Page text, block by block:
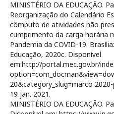
MINISTÉRIO DA EDUCAÇÃO.
Reorganização do Calendário
cômputo de atividades não
cumprimento da carga horária
Pandemia da COVID-19.
Educação, 2020c. Disponível
em:http://portal.mec.gov.br/
20&category_slug=marco
19 jan. 2021.
MINISTÉRIO DA EDUCAÇÃO.